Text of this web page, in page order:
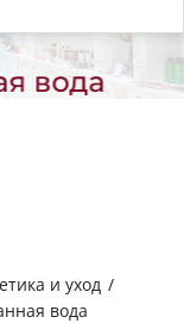
вода
и уход /
вода